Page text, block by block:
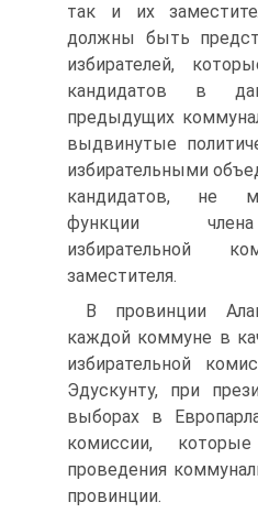
так и их
должны быть
избирателей,
кандидатов в
предыдущих
выдвинутые
избирательными
кандидатов, не
функции
избирательной
заместителя.
В провинции
каждой коммуне в
избирательной
Эдускунту, при
выборах в
комиссии,
проведения
провинции.